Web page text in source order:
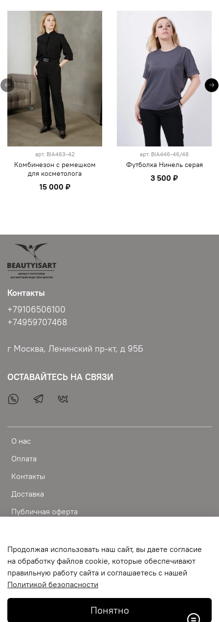
арт. BIA463-42
Комбинезон с ремешком
для косметолога
15 000 ₽
арт. BIA446-46/48
Футболка Нинель серая
3 500 ₽
О нас
Оплата
Контакты
Доставка
Публичная оферта
Условия обмена и возврата
Обратная связь
Контакты
+79106506100
+74959707468
г Москва, Ленинский пр-кт, д 95Б
ОСТАВАЙТЕСЬ НА СВЯЗИ
полотенца для парикмахеров
Продолжая использовать наш сайт, вы даете согласие
на обработку файлов cookie, которые обеспечивают
правильную работу сайта и соглашаетесь с нашей
Политикой безопасности
Понятно